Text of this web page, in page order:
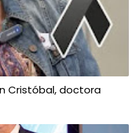
Cristóbal, doctora